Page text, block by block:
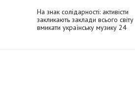
На знак солідарності: активісти
закликають заклади всього світу
вмикати українську музику 24